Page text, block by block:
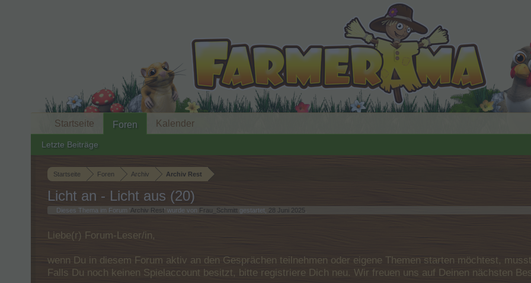
Startseite Foren Archiv Archiv Rest
Licht an - Licht aus (20)
Dieses Thema im Forum ' Archiv Rest ' wurde von Frau_Schmitt gestartet, 28 Juni 2025
Liebe(r) Forum-Leser/in,
wenn Du in diesem Forum aktiv an den Gesprächen teilnehmen oder eigene Themen starten möchtest,
Falls Du noch keinen Spielaccount besitzt, bitte registriere Dich neu. Wir freuen uns auf Deinen nächsten
Startseite Foren
Letzte Beiträge
Kalender